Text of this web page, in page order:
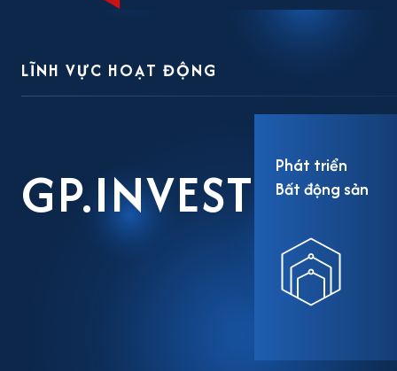
LĨNH VỰC HOẠT ĐỘNG
GP.INVEST
Phát triển
Bất động sản